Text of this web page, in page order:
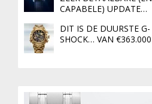
CAPABELE) UPDATE…
DIT IS DE DUURSTE G-
SHOCK… VAN €363.000